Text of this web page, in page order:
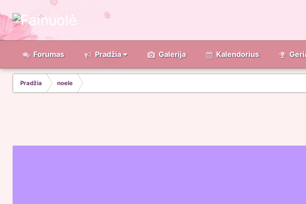
Forumas Pradžia Galerija Kalendorius
Pradžia noele